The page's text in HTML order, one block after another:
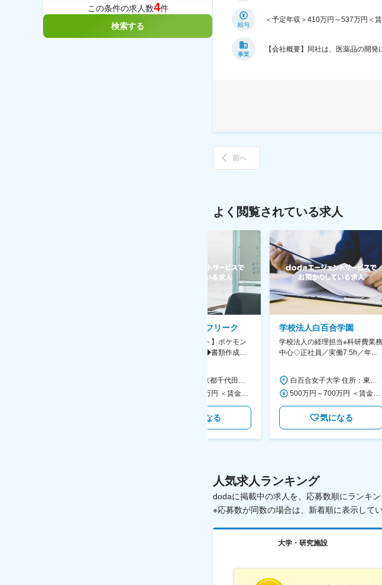
この条件の求人数4件
検索する
給与
＜予定年収＞410万円～537万円＜
事業
【会社概要】同社は、医薬品の開
前へ
よく閲覧されている求人
株式会社ゲームフリーク
【庶務アシスタント】ポケモン
シリーズ開発企業◆書類作成・
本社 住所：東京都千代田区神田錦町2-2-1 KANDASQUARE 受動喫煙対策：屋内全面禁煙 変更の範囲：会社の定める事業所
350万円～500万円 ＜賃金形態＞ 月給制 ＜賃金内訳＞ 月額（基本給）：215,000円～307,000円 固定残業手当/月：76,700円～110,000円（固定残業時間45時間0分/月） 超過した時間外労働の残業手当は追加支給 ＜月給＞ 291,700円～417,000円（一律手当を含む） ＜昇給有無＞ 有 ＜残業手当＞ 有 ＜給与補足＞ ※経験・能力を考慮の上、年齢に関わりなく当社規定により優遇します。 賃金はあくまでも目安の金額であり、選考を通じて上下する可能性があります。 月給(月額)は固定手当を含めた表記です。
気になる
学校法人白百合学園
学校法人の経理担当※科研費業務
中心◇正社員／実働7.5h／年休
大学
白百合女子大学 住所：東京都調布市緑ヶ丘1-25 勤務地最寄駅：京王線／仙川駅 受動喫煙対策：屋内全面禁煙 変更の範囲：会社の定める事業所
500万円～700万円 ＜賃金形態＞ 月給制 ＜賃金内訳＞ 月額（基本給）：280,000円～430,000円 ＜月給＞ 280,000円～430,000円 ＜昇給有無＞ 有 ＜残業手当＞ 有 ＜給与補足＞ ※年齢・過去の経験に基づき、本学規定に合わせ決定 【残業手当】有 /残業時間に応じて全額支給（※想定年収に含む） 【各種手当】扶養手当/住宅手当/通勤手当 等 【賞与】年2回（6月、12月） 【昇給】年1回（4月） 賃金はあくまでも目安の金額であり、選考を通じて上下する可能性があります。 月給(月額)は固定手当を含めた表記です。
気になる
人気求人ランキング
dodaに掲載中の求人を、応募数順にランキン
※応募数が同数の場合は、新着順に表示してい
大学・研究施設